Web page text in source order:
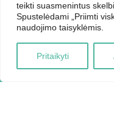
teikti suasmenintus
Spustelėdami „Priimti
naudojimo taisyklėmis.
Pritaikyti
2026 © Elektrėnų
Savivaldybės
Elektrėnai, tel.: +370
Duomenys kaupiami ir